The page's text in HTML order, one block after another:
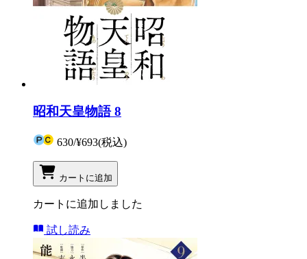
昭和天皇物語 8
630/¥693(税込)
カートに追加
カートに追加しました
試し読み